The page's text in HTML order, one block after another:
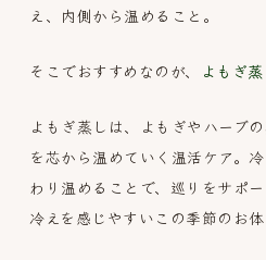
え、内側から温めること。
そこでおすすめなのが、 よもぎ蒸
よもぎ蒸しは、よもぎやハーブ
を芯から温めていく温活ケア。
わり温めることで、巡りをサポ
冷えを感じやすいこの季節のお体